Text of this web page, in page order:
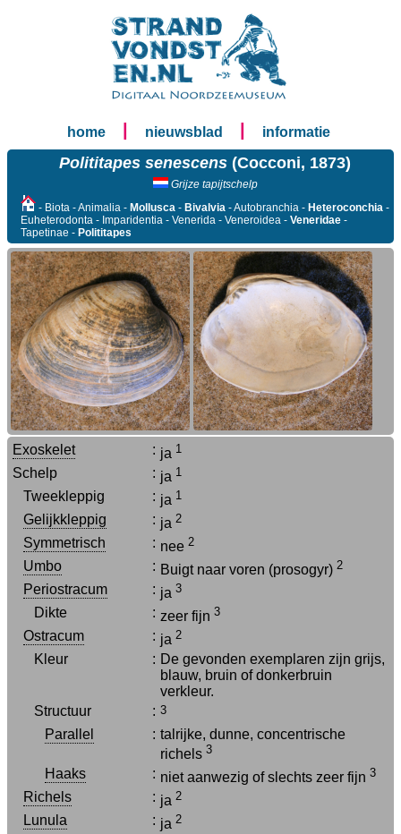
home nieuwsblad informatie
Polititapes senescens (Cocconi, 1873)
Grijze tapijtschelp
- Biota - Animalia - Mollusca - Bivalvia - Autobranchia - Heteroconchia -
Euheterodonta - Imparidentia - Venerida - Veneroidea - Veneridae -
Tapetinae - Polititapes
Exoskelet : ja 1
Schelp : ja 1
Tweekleppig : ja 1
Gelijkkleppig : ja 2
Symmetrisch : nee 2
Umbo : Buigt naar voren (prosogyr) 2
Periostracum : ja 3
Dikte : zeer fijn 3
Ostracum : ja 2
Kleur : De gevonden exemplaren zijn grijs,
blauw, bruin of donkerbruin
verkleur.
Structuur
: 3
Parallel : talrijke, dunne, concentrische
richels 3
Haaks : niet aanwezig of slechts zeer fijn 3
Richels : ja 2
Lunula : ja 2